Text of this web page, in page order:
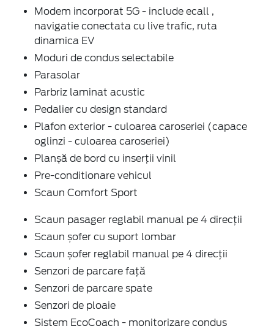
Modem incorporat 5G - include ecall ,
navigatie conectata cu live trafic, ruta
dinamica EV
Moduri de condus selectabile
Parasolar
Parbriz laminat acustic
Pedalier cu design standard
Plafon exterior - culoarea caroseriei (capace
oglinzi - culoarea caroseriei)
Planșă de bord cu inserții vinil
Pre-conditionare vehicul
Scaun Comfort Sport
Scaun pasager reglabil manual pe 4 direcții
Scaun șofer cu suport lombar
Scaun șofer reglabil manual pe 4 direcții
Senzori de parcare față
Senzori de parcare spate
Senzori de ploaie
Sistem EcoCoach - monitorizare condus